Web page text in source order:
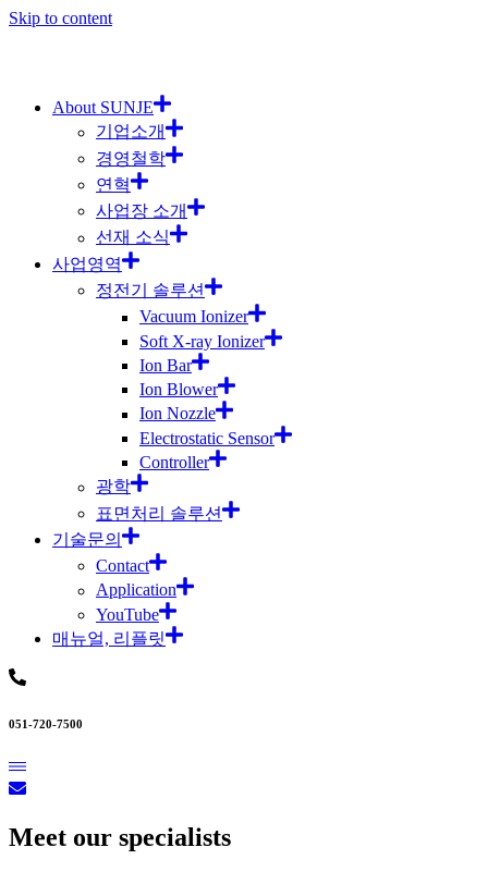
Skip to content
About SUNJE
기업소개
경영철학
연혁
사업장 소개
선재 소식
사업영역
정전기 솔루션
Vacuum Ionizer
Soft X-ray Ionizer
Ion Bar
Ion Blower
Ion Nozzle
Electrostatic Sensor
Controller
광학
표면처리 솔루션
기술문의
Contact
Application
YouTube
매뉴얼, 리플릿
051-720-7500
Meet our specialists